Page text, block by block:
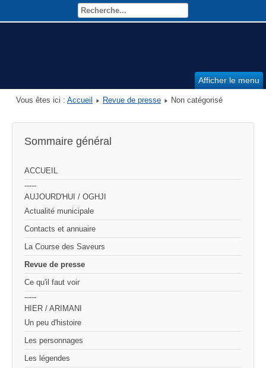
Afficher le menu
Vous êtes ici : Accueil Revue de presse Non catégorisé
Sommaire général
ACCUEIL
-----
AUJOURD'HUI / OGHJI
Actualité municipale
Contacts et annuaire
La Course des Saveurs
Revue de presse
Ce qu'il faut voir
-----
HIER / ARIMANI
Un peu d'histoire
Les personnages
Les légendes